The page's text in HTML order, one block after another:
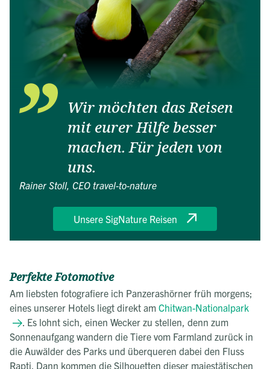
Wir möchten das Reisen
mit eurer Hilfe besser
machen. Für jeden von
uns.
Rainer Stoll, CEO travel-to-nature
Unsere SigNature Reisen
Perfekte Fotomotive
Am liebsten fotografiere ich Panzerashörner früh morgens;
eines unserer Hotels liegt direkt am Chitwan-Nationalpark
. Es lohnt sich, einen Wecker zu stellen, denn zum
Sonnenaufgang wandern die Tiere vom Farmland zurück in
die Auwälder des Parks und überqueren dabei den Fluss
Rapti. Dann kommen die Silhouetten dieser majestätischen